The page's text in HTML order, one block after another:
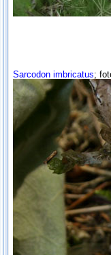
Sarcodon imbricatus;